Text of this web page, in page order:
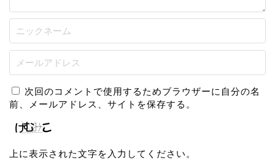
次回のコメントで使用するためブラウザーに自分の名
前、メールアドレス、サイトを保存する。
上に表示された文字を入力してください。